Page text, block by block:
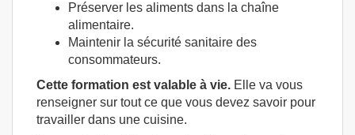
Préserver les aliments dans la chaîne
alimentaire.
Maintenir la sécurité sanitaire des
consommateurs.
Cette formation est valable à vie. Elle va vous
renseigner sur tout ce que vous devez savoir pour
travailler dans une cuisine.